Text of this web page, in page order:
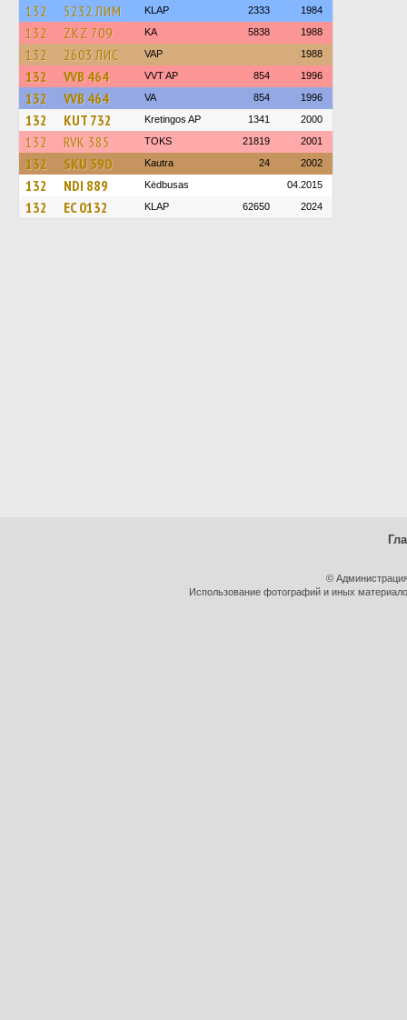
132 5232 ЛИМ KLAP 2333 1984
132 ZKZ 709 KA 5838 1988
132 2603 ЛИС VAP 1988
132 VVB 464 VVT AP 854 1996
132 VVB 464 VA 854 1996
132 KUT 732 Kretingos AP 1341 2000
132 RVK 385 TOKS 21819 2001
132 SKU 590 Kautra 24 2002
132 NDI 889 Kėdbusas 04.2015
132 EC 0132 KLAP 62650 2024
©
Использование фотографий и иных